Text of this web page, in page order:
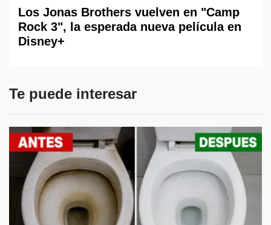
Los Jonas Brothers vuelven en "Camp
Rock 3", la esperada nueva película en
Disney+
Te puede interesar